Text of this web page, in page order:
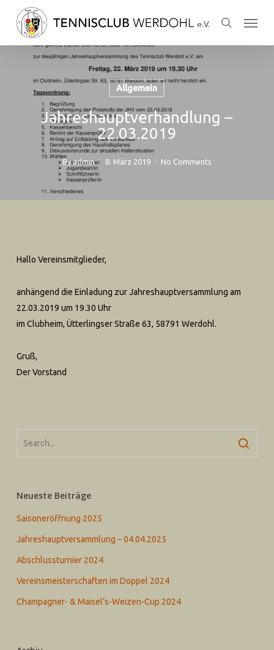
search
Menu
Allgemein
Jahreshauptverhandlung –
22.03.2019
By admin 8. März 2019 No Comments
Hallo Vereinsmitglieder,
anhängend die Einladung zur Jahreshauptversammlung am
22.03.2019 um 19.30 Uhr
im Clubheim, Ütterlingser Straße 63, 58791 Werdohl.
Gruß,
Der Vorstand
Neueste Beiträge
Saisoneröffnung 2025
Jahreshauptversammlung – 04.04.2025
Abschlussturnier 2024
Vereinsmeisterschaften im Doppel 2024
Champagner- & Maisel‘s-Weizen-Cup 2024